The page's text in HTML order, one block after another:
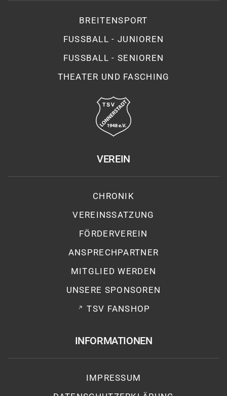
BREITENSPORT
FUSSBALL - JUNIOREN
FUSSBALL - SENIOREN
THEATER UND FASCHING
VEREIN
CHRONIK
VEREINSSATZUNG
FÖRDERVEREIN
ANSPRECHPARTNER
MITGLIED WERDEN
UNSERE SPONSOREN
TSV FANSHOP
INFORMATIONEN
IMPRESSUM